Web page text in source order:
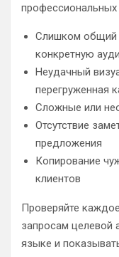
профессиональных
Слишком общий
конкретную
Неудачный
перегруженная
Сложные или
Отсутствие
предложения
Копирование
клиентов
Проверяйте
запросам целевой
языке и